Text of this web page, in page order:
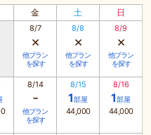
金 土 日
8/7
×
他プラン
を探す
8/8
×
他プラン
を探す
8/9
×
他プラン
を探す
8/14
-
他プラン
を探す
8/15
1部屋
44,000
8/16
1部屋
44,000